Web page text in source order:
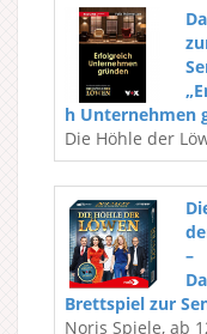
h Unternehmen
Die Höhle der
–
Brettspiel zur
Noris Spiele, ab